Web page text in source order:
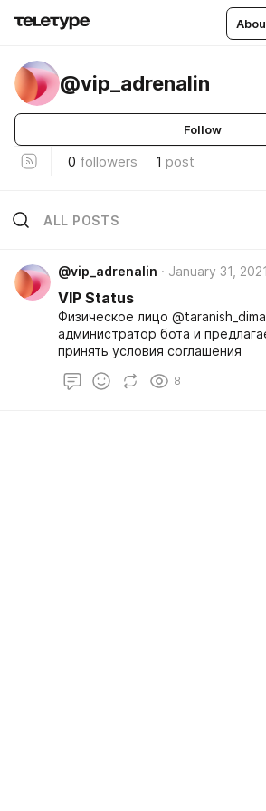
@vip_adrenalin
Follow
0 followers 1 post
ALL POSTS
@vip_adrenalin January 31, 2021
VIP Status
Физическое лицо
администратор бота и
принять условия соглашения
8